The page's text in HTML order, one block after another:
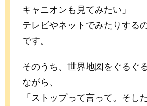
キャニオンも見てみたい」
テレビやネットでみたりする
です。
そのうち、世界地図をぐるぐ
ながら、
「ストップって言って。そし